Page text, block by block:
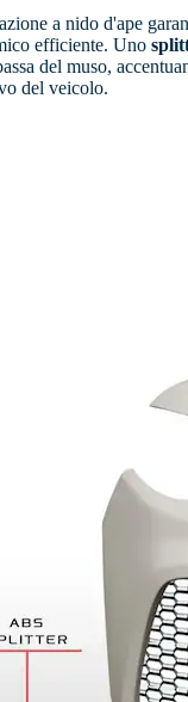
a nido d'ape
efficiente. Uno
del muso,
del veicolo.